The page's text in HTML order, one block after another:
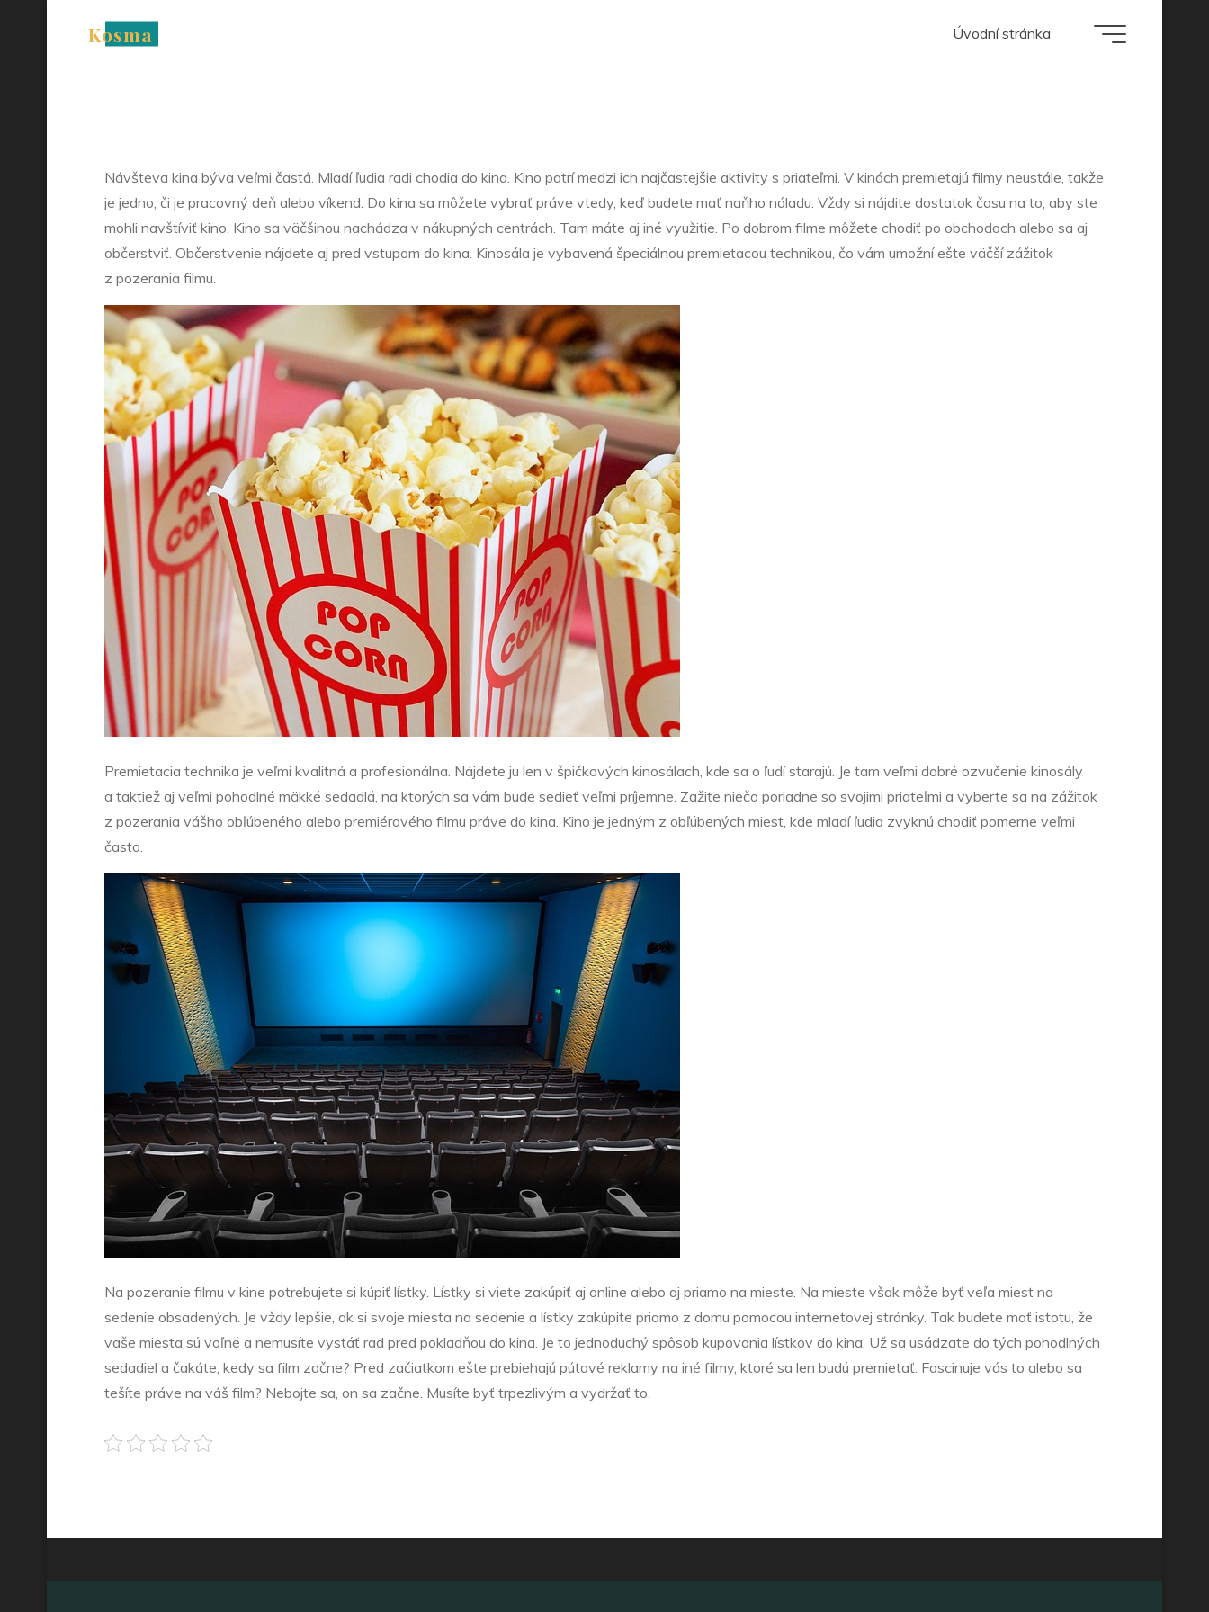
Kosma Úvodní stránka
Návšteva kina býva veľmi častá. Mladí ľudia radi chodia do kina. Kino patrí medzi ich najčastejšie aktivity s priateľmi. V kinách premietajú filmy neustále, takže
je jedno, či je pracovný deň alebo víkend. Do kina sa môžete vybrať práve vtedy, keď budete mať naňho náladu. Vždy si nájdite dostatok času na to, aby ste
mohli navštíviť kino. Kino sa väčšinou nachádza v nákupných centrách. Tam máte aj iné využitie. Po dobrom filme môžete chodiť po obchodoch alebo sa aj
občerstviť. Občerstvenie nájdete aj pred vstupom do kina. Kinosála je vybavená špeciálnou premietacou technikou, čo vám umožní ešte väčší zážitok
z pozerania filmu.
Premietacia technika je veľmi kvalitná a profesionálna. Nájdete ju len v špičkových kinosálach, kde sa o ľudí starajú. Je tam veľmi dobré ozvučenie kinosály
a taktiež aj veľmi pohodlné mäkké sedadlá, na ktorých sa vám bude sedieť veľmi príjemne. Zažite niečo poriadne so svojimi priateľmi a vyberte sa na zážitok
z pozerania vášho obľúbeného alebo premiérového filmu práve do kina. Kino je jedným z obľúbených miest, kde mladí ľudia zvyknú chodiť pomerne veľmi
často.
Na pozeranie filmu v kine potrebujete si kúpiť lístky. Lístky si viete zakúpiť aj online alebo aj priamo na mieste. Na mieste však môže byť veľa miest na
sedenie obsadených. Je vždy lepšie, ak si svoje miesta na sedenie a lístky zakúpite priamo z domu pomocou internetovej stránky. Tak budete mať istotu, že
vaše miesta sú voľné a nemusíte vystáť rad pred pokladňou do kina. Je to jednoduchý spôsob kupovania lístkov do kina. Už sa usádzate do tých pohodlných
sedadiel a čakáte, kedy sa film začne? Pred začiatkom ešte prebiehajú pútavé reklamy na iné filmy, ktoré sa len budú premietať. Fascinuje vás to alebo sa
tešíte práve na váš film? Nebojte sa, on sa začne. Musíte byť trpezlivým a vydržať to.